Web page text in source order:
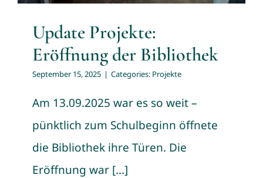
Update Projekte:
Eröffnung der Bibliothek
September 15, 2025 | Categories: Projekte
Am 13.09.2025 war es so weit –
pünktlich zum Schulbeginn öffnete
die Bibliothek ihre Türen. Die
Eröffnung war [...]